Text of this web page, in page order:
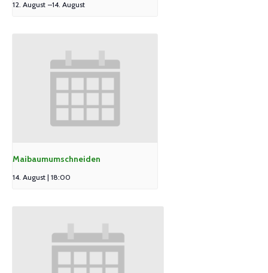
12. August –14. August
Maibaumumschneiden
14. August | 18:00